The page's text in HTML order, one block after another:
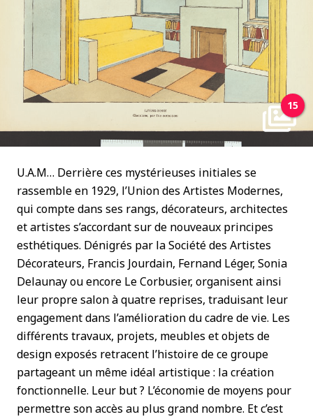
15
U.A.M… Derrière ces mystérieuses initiales se
rassemble en 1929, l’Union des Artistes Modernes,
qui compte dans ses rangs, décorateurs, architectes
et artistes s’accordant sur de nouveaux principes
esthétiques. Dénigrés par la Société des Artistes
Décorateurs, Francis Jourdain, Fernand Léger, Sonia
Delaunay ou encore Le Corbusier, organisent ainsi
leur propre salon à quatre reprises, traduisant leur
engagement dans l’amélioration du cadre de vie. Les
différents travaux, projets, meubles et objets de
design exposés retracent l’histoire de ce groupe
partageant un même idéal artistique : la création
fonctionnelle. Leur but ? L’économie de moyens pour
permettre son accès au plus grand nombre. Et c’est